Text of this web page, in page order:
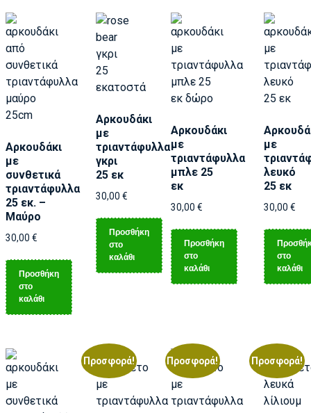
Αρκουδάκι
με
συνθετικά
τριαντάφυλλα
25 εκ. –
Μαύρο
30,00 €
Προσθήκη
στο
καλάθι
Αρκουδάκι
με
τριαντάφυλλα
γκρι
25 εκ
30,00 €
Προσθήκη
στο
καλάθι
Αρκουδάκι
με
τριαντάφυλλα
μπλε 25
εκ
30,00 €
Προσθήκη
στο
καλάθι
με
λευκό
25 εκ
30,00 €
στο
καλάθι
Προσφορά! Προσφορά! Προσφορά!